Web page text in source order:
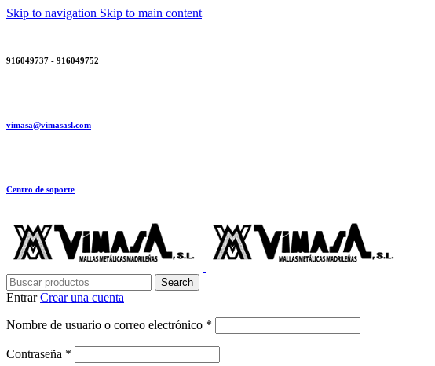
Skip to navigation Skip to main content
916049737 - 916049752
vimasa@vimasasl.com
Centro de soporte
Search
EntrarCrear una cuenta
Nombre de usuario o correo electrónico *
Contraseña *